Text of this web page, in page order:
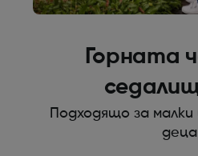
Горната
Подходящо за малки
деца